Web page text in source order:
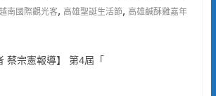
南國際觀光客, 高雄聖誕生活節, 高雄鹹酥雞嘉年
蔡宗憲報導】 第4屆「